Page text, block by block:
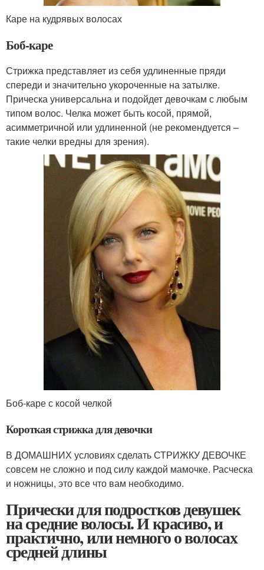
Каре на кудрявых волосах
Боб-каре
Стрижка представляет из себя удлиненные пряди
спереди и значительно укороченные на затылке.
Прическа универсальна и подойдет девочкам с любым
типом волос. Челка может быть косой, прямой,
асимметричной или удлиненной (не рекомендуется –
такие челки вредны для зрения).
Боб-каре с косой челкой
Короткая стрижка для девочки
В ДОМАШНИХ условиях сделать СТРИЖКУ ДЕВОЧКЕ
совсем не сложно и под силу каждой мамочке. Расческа
и ножницы, это все что вам необходимо.
Прически для подростков девушек
на средние волосы. И красиво, и
практично, или немного о волосах
средней длины